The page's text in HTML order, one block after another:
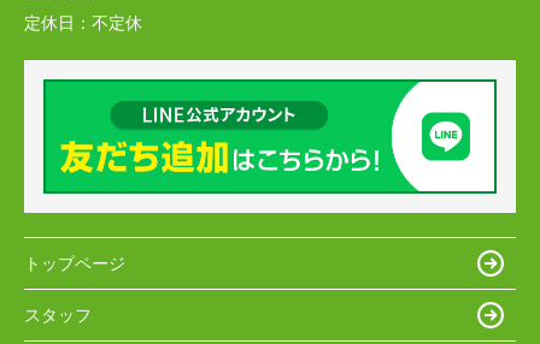
定休日： 不定休
トップページ
スタッフ